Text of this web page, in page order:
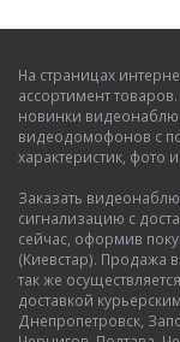
На страницах
ассортимент
новинки
видеодомофонов с
характеристик, фото
Заказать
сигнализацию с
сейчас, оформив
(Киевстар). Продажа
так же
доставкой
Днепропетровск,